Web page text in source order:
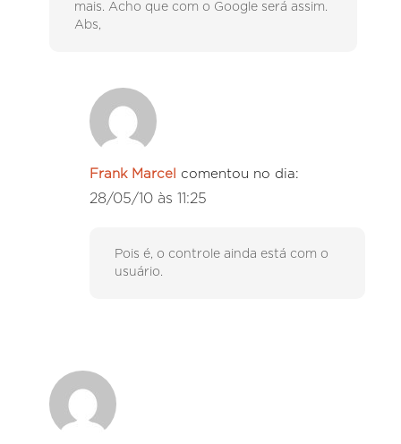
mais. Acho que com o Google será assim.
Abs,
Frank Marcel comentou no dia:
28/05/10 às 11:25
Pois é, o controle ainda está com o
usuário.